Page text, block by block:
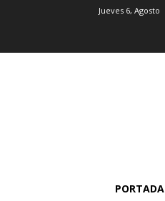
Jueves 6, Agosto
PORTADA